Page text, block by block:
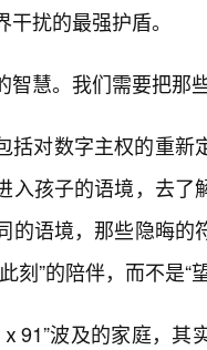
扰的最强护盾。
智慧。我们需要把那
括对数字主权的重
入孩子的语境，去
的语境，那些隐晦
刻”的陪伴，而不是“
波及的家庭，其